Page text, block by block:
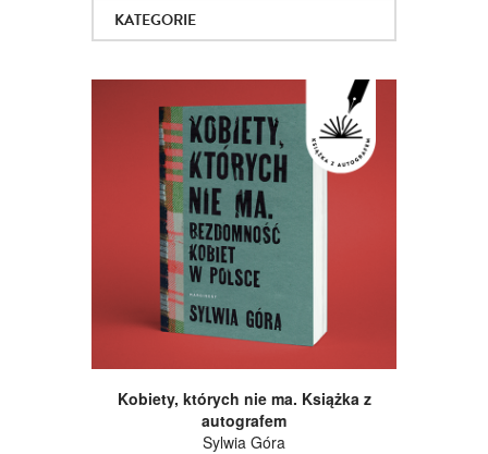
KATEGORIE
Kobiety, których nie ma. Książka z
autografem
Sylwia Góra